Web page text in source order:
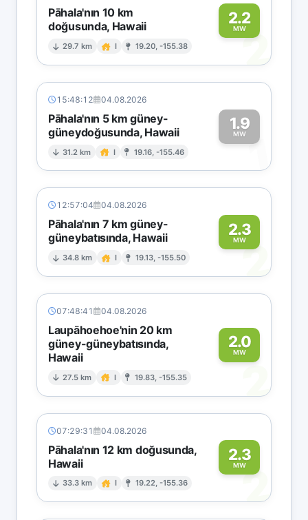
Pāhala'nın 10 km
doğusunda, Hawaii
29.7 km I 19.20, -155.38
2.2
MW2
15:48:12 04.08.2026
Pāhala'nın 5 km güney-
güneydoğusunda, Hawaii
31.2 km I 19.16, -155.46
1.9
MW1
12:57:04 04.08.2026
Pāhala'nın 7 km güney-
güneybatısında, Hawaii
34.8 km I 19.13, -155.50
2.3
MW2
07:48:41 04.08.2026
Laupāhoehoe'nin 20 km
güney-güneybatısında,
Hawaii
27.5 km I 19.83, -155.35
2.0
MW
2
07:29:31 04.08.2026
Pāhala'nın 12 km doğusunda,
Hawaii
33.3 km I 19.22, -155.36
2.3
MW2